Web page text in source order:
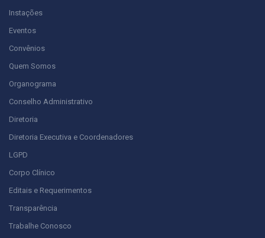
Instações
Eventos
Convênios
Quem Somos
Organograma
Conselho Administrativo
Diretoria
Diretoria Executiva e Coordenadores
LGPD
Corpo Clínico
Editais e Requerimentos
Transparência
Trabalhe Conosco